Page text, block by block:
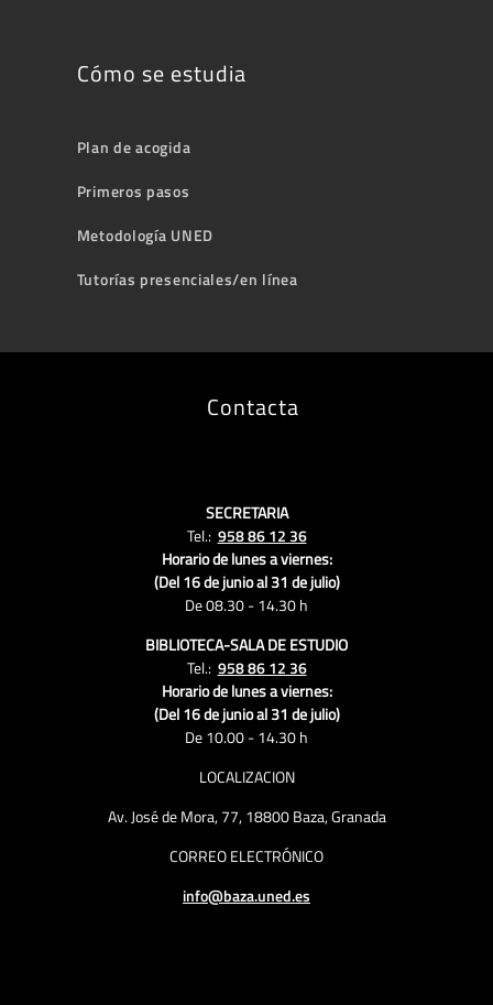
Cómo se estudia
Plan de acogida
Primeros pasos
Metodología UNED
Tutorías presenciales/en línea
Contacta
SECRETARIA
Tel.: 958 86 12 36
Horario de lunes a viernes:
(Del 16 de junio al 31 de julio)
De 08.30 - 14.30 h
BIBLIOTECA-SALA DE ESTUDIO
Tel.: 958 86 12 36
Horario de lunes a viernes:
(Del 16 de junio al 31 de julio)
De 10.00 - 14.30 h
LOCALIZACION
Av. José de Mora, 77, 18800 Baza, Granada
CORREO ELECTRÓNICO
info@baza.uned.es